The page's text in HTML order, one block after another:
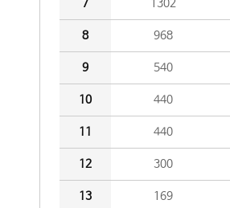
7 1302
8 968
9 540
10 440
11 440
12 300
13 169